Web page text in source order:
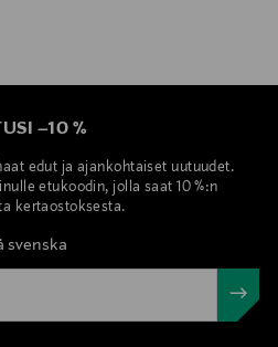
–10 %
edut ja ajankohtaiset uutuudet.
etukoodin, jolla saat 10 %:n
kertaostoksesta.
svenska